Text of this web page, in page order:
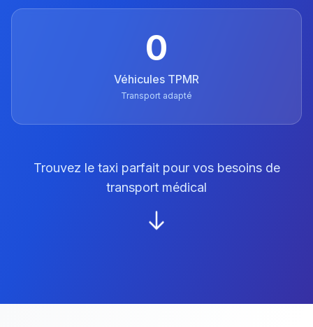
0
Véhicules TPMR
Transport adapté
Trouvez le taxi parfait pour vos besoins de
transport médical